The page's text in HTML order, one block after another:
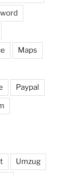
Maps
Paypal
Umzug